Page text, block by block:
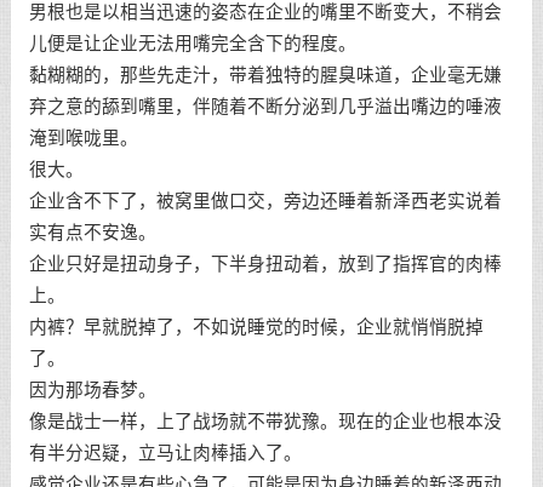
男根也是以相当迅速的姿态在企业的嘴里不断变大，不稍会
儿便是让企业无法用嘴完全含下的程度。
黏糊糊的，那些先走汁，带着独特的腥臭味道，企业毫无嫌
弃之意的舔到嘴里，伴随着不断分泌到几乎溢出嘴边的唾液
淹到喉咙里。
很大。
企业含不下了，被窝里做口交，旁边还睡着新泽西老实说着
实有点不安逸。
企业只好是扭动身子，下半身扭动着，放到了指挥官的肉棒
上。
内裤？早就脱掉了，不如说睡觉的时候，企业就悄悄脱掉
了。
因为那场春梦。
像是战士一样，上了战场就不带犹豫。现在的企业也根本没
有半分迟疑，立马让肉棒插入了。